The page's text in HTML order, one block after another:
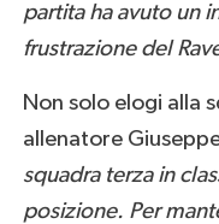
partita ha avuto un
frustrazione del
Non solo elogi alla
allenatore
squadra terza in
posizione. Per